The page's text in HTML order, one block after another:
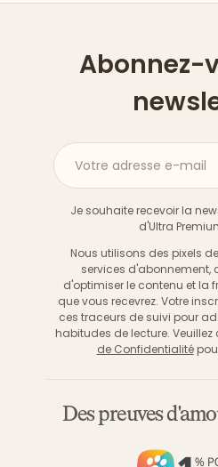
Abonnez-
Votre adresse e-mail
Je souhaite recevoir la
d'Ultra
Nous utilisons des pixels
services d'abonnement,
d'optimiser le contenu et la
que vous recevrez. Votre
ces traceurs de suivi pour
habitudes de lecture. Veuillez
de Confidentialité
Des preuves